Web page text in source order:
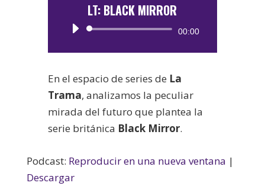
LT: BLACK MIRROR
Reproductor
00:00
En el espacio de series de La
Trama, analizamos la peculiar
mirada del futuro que plantea la
serie británica Black Mirror.
Podcast: Reproducir en una nueva ventana |
Descargar